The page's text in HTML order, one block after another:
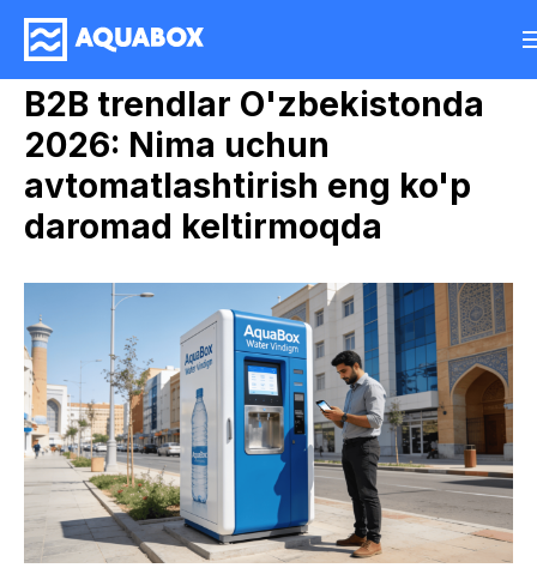
B2B trendlar O'zbekistonda
2026: Nima uchun
avtomatlashtirish eng ko'p
daromad keltirmoqda